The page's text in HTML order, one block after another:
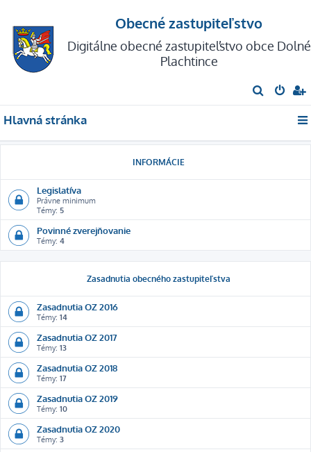
Obecné zastupiteľstvo
Digitálne obecné zastupiteľstvo obce Dolné
Plachtince
ľ
d
Hlavná stránka
INFORMÁCIE
Legislatíva
Právne minimum
Témy: 5
Povinné zverejňovanie
Témy: 4
Zasadnutia obecného zastupiteľstva
Zasadnutia OZ 2016
Témy: 14
Zasadnutia OZ 2017
Témy: 13
Zasadnutia OZ 2018
Témy: 17
Zasadnutia OZ 2019
Témy: 10
Zasadnutia OZ 2020
Témy: 3